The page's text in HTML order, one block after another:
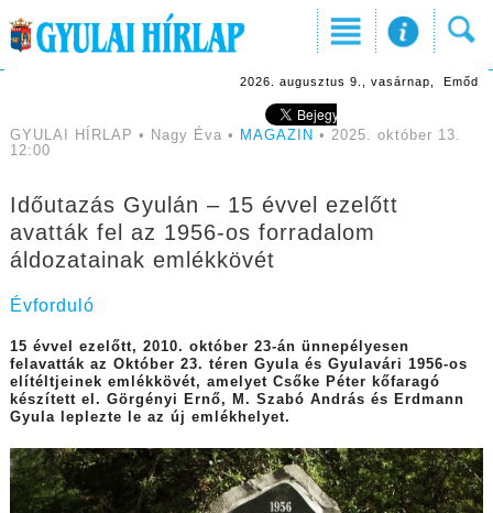
2026. augusztus 9., vasárnap, Emőd
GYULAI HÍRLAP • Nagy Éva • MAGAZIN • 2025. október 13.
12:00
Időutazás Gyulán – 15 évvel ezelőtt
avatták fel az 1956-os forradalom
áldozatainak emlékkövét
Évforduló
15 évvel ezelőtt, 2010. október 23-án ünnepélyesen
felavatták az Október 23. téren Gyula és Gyulavári 1956-os
elítéltjeinek emlékkövét, amelyet Csőke Péter kőfaragó
készített el. Görgényi Ernő, M. Szabó András és Erdmann
Gyula leplezte le az új emlékhelyet.